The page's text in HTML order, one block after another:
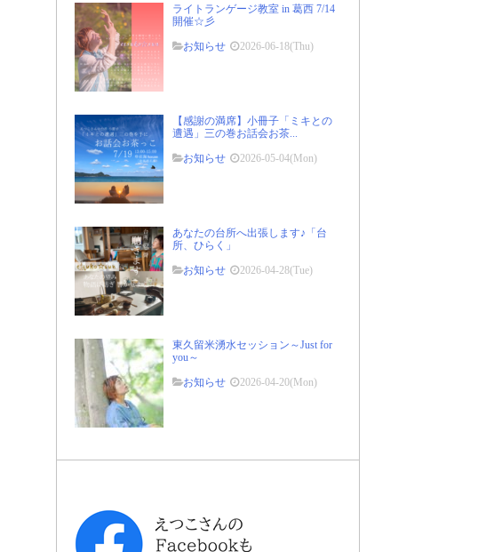
ライトランゲージ教室 in 葛西 7/14
開催☆彡
お知らせ
2026-06-18(Thu)
【感謝の満席】小冊子「ミキとの
遭遇」三の巻お話会お茶...
お知らせ
2026-05-04(Mon)
あなたの台所へ出張します♪「台
所、ひらく」
お知らせ
2026-04-28(Tue)
東久留米湧水セッション～Just for
you～
お知らせ
2026-04-20(Mon)